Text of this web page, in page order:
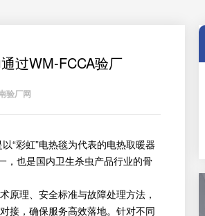
过WM-FCCA验厂
验厂网
彩虹”电热毯为代表的电热取暖器
，也是国内卫生杀虫产品行业的骨
理、安全标准与故障处理方法，
接，确保服务高效落地。针对不同